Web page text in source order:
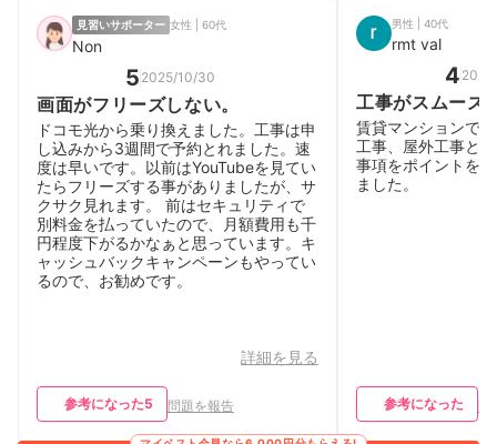
見習いサポーター 女性 | 60代
Non
5 2025/10/30
画面がフリーズしない。
ドコモ光から乗り換えました。工事は申
し込みから3週間で予約とれました。速
度は早いです。以前はYouTubeを見てい
たらフリーズする事がありましたが、サ
クサク見れます。 前はセキュリティで
別料金を払っていたので、月額費用も千
円程度下がるかなぁと思っています。キ
ャッシュバックキャンペーンもやってい
るので、お勧めです。
詳細を見る
参考になった5 問題を報告
男性 | 40代
rmt val
4
工事がスムーズ
賃貸マンションで
工事、屋外工事と
事項をポイントを
ました。
参考になった